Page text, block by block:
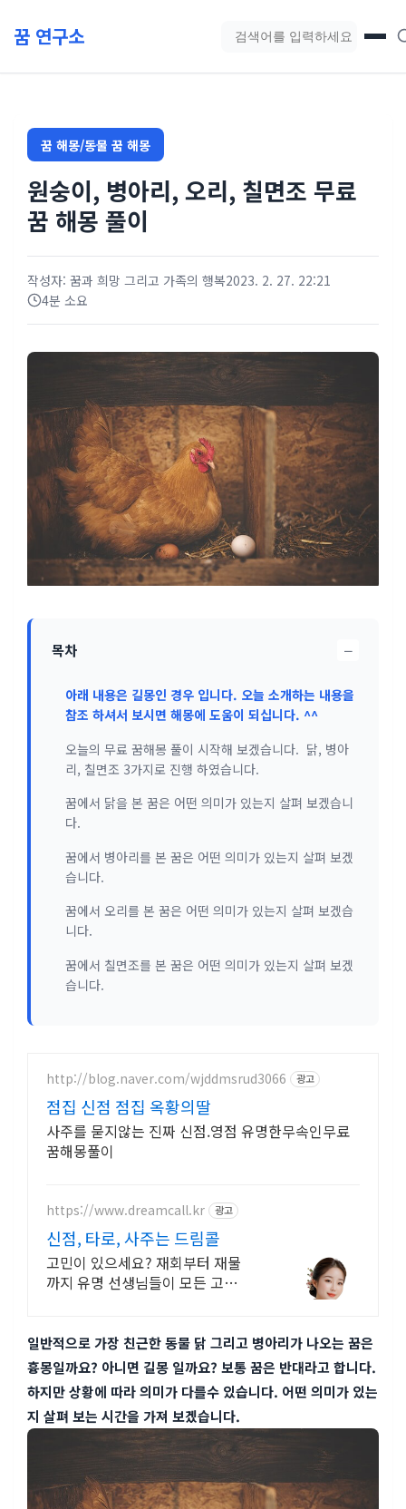
꿈 연구소 블로그 검색
꿈 해몽/동물 꿈 해몽
원숭이, 병아리, 오리, 칠면조 무료
꿈 해몽 풀이
작성자: 꿈과 희망 그리고 가족의 행복2023. 2. 27. 22:21
4분 소요
목차 −
아래 내용은 길몽인 경우 입니다. 오늘 소개하는 내용을
참조 하셔서 보시면 해몽에 도움이 되십니다. ^^
오늘의 무료 꿈해몽 풀이 시작해 보겠습니다. 닭, 병아
리, 칠면조 3가지로 진행 하였습니다.
꿈에서 닭을 본 꿈은 어떤 의미가 있는지 살펴 보겠습니
다.
꿈에서 병아리를 본 꿈은 어떤 의미가 있는지 살펴 보겠
습니다.
꿈에서 오리를 본 꿈은 어떤 의미가 있는지 살펴 보겠습
니다.
꿈에서 칠면조를 본 꿈은 어떤 의미가 있는지 살펴 보겠
습니다.
http://blog.naver.com/wjddmsrud3066 광고
점집 신점 점집 옥황의딸
사주를 묻지않는 진짜 신점.영점 유명한무속인무료
꿈해몽풀이
https://www.dreamcall.kr 광고
신점, 타로, 사주는 드림콜
고민이 있으세요? 재회부터 재물
까지 유명 선생님들이 모든 고민을
일반적으로 가장 친근한 동물 닭 그리고 병아리가 나오는 꿈은
흉몽일까요? 아니면 길몽 일까요? 보통 꿈은 반대라고 합니다.
하지만 상황에 따라 의미가 다를수 있습니다. 어떤 의미가 있는
지 살펴 보는 시간을 가져 보겠습니다.